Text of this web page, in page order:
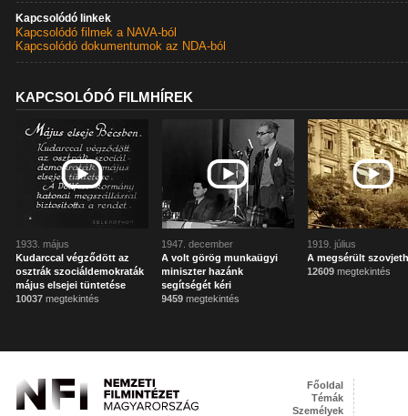
Kapcsolódó linkek
Kapcsolódó filmek a NAVA-ból
Kapcsolódó dokumentumok az NDA-ból
KAPCSOLÓDÓ FILMHÍREK
1933. május
Kudarccal végződött az
osztrák szociáldemokraták
május elsejei tüntetése
10037 megtekintés
1947. december
A volt görög munkaügyi
miniszter hazánk
segítségét kéri
9459 megtekintés
1919. július
A megsérült
12609 megtekintés
Főoldal
Témák
Személyek